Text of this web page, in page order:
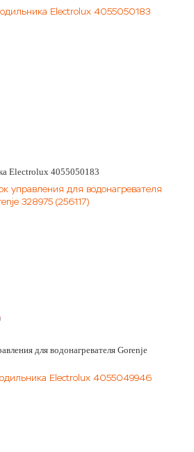
Electrolux 4055050183
для водонагревателя Gorenje